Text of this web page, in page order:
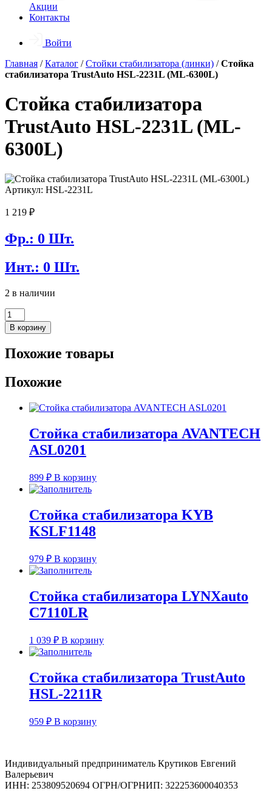
Акции
Контакты
Войти
Главная /Каталог /Стойки стабилизатора (линки) /Стойка
стабилизатора TrustAuto HSL-2231L (ML-6300L)
Стойка стабилизатора
TrustAuto HSL-2231L (ML-
6300L)
Артикул: HSL-2231L
1 219 ₽
Фр.: 0 Шт.
Инт.: 0 Шт.
2 в наличии
Количество
товара
Стойка
TrustAuto
2231L
(ML-
6300L)
В корзину
Похожие товары
Похожие
Стойка стабилизатора AVANTECH
ASL0201
899 ₽ В корзину
Стойка стабилизатора KYB
KSLF1148
979 ₽ В корзину
Стойка стабилизатора LYNXauto
C7110LR
1 039 ₽ В корзину
Стойка стабилизатора TrustAuto
HSL-2211R
959 ₽ В корзину
Индивидуальный предприниматель Крутиков Евгений
Валерьевич
ИНН: 253809520694 ОГРН/ОГРНИП: 322253600040353